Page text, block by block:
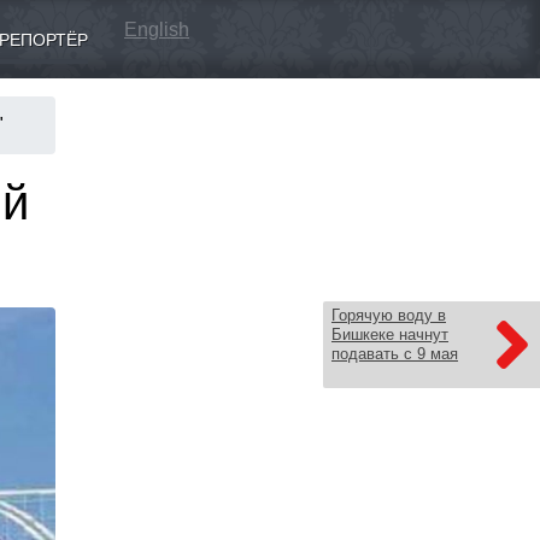
English
Горячую воду в
Бишкеке начнут
подавать с 9 мая